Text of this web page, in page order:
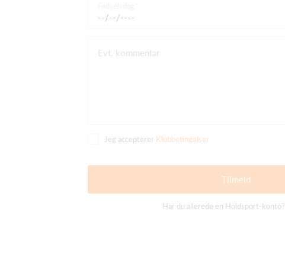
Evt. kommentar
Jeg accepterer Klubbetingelser
Tilmeld
Har du allerede en Holdsport-konto?